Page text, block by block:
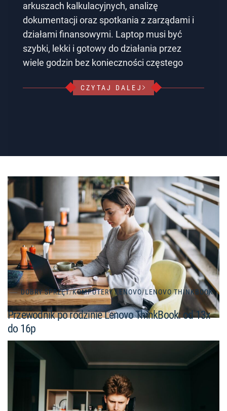
arkuszach kalkulacyjnych, analizę
dokumentacji oraz spotkania z zarządami i
działami finansowymi. Laptop musi być
szybki, lekki i gotowy do działania przez
wiele godzin bez konieczności częstego
CZYTAJ DALEJ
DOBRY SPRZĘT/KOMPUTERY LENOVO/LENOVO THINKBOOK
Przewodnik po rodzinie Lenovo ThinkBook: od 13x
do 16p